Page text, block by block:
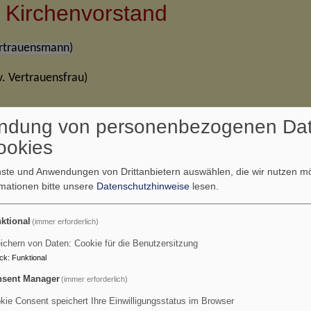
Vertrauensfrau)
(berufen)
KV)
KV)
KV)
von personenbezogenen
und Anwendungen von Drittanbietern auswählen, die wir nutzen
bitte unsere Datenschutzhinweise lesen.
(immer erforderlich)
von Daten: Cookie für die Benutzersitzung
: Funktional
Manager(immer erforderlich)
Consent speichert Ihre Einwilligungsstatus im Browser